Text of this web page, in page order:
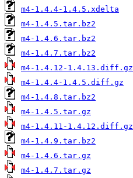
m4-1.4.4-1.4.5.xdelta
m4-1.4.5.tar.bz2
m4-1.4.6.tar.bz2
m4-1.4.7.tar.bz2
m4-1.4.12-1.4.13.diff.gz
m4-1.4.4-1.4.5.diff.gz
m4-1.4.8.tar.bz2
m4-1.4.5.tar.gz
m4-1.4.11-1.4.12.diff.gz
m4-1.4.9.tar.bz2
m4-1.4.6.tar.gz
m4-1.4.7.tar.gz